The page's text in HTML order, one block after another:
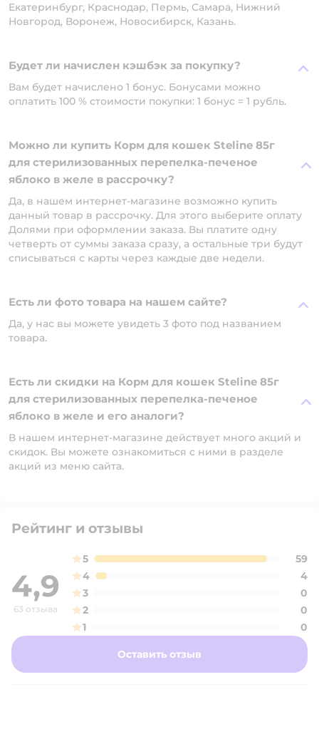
Екатеринбург, Краснодар, Пермь, Самара, Нижний
Новгород, Воронеж, Новосибирск, Казань.
Будет ли начислен кэшбэк за покупку?
Вам будет начислено 1 бонус. Бонусами можно
оплатить 100 % стоимости покупки: 1 бонус = 1 рубль.
Можно ли купить Корм для кошек Steline 85г
для стерилизованных перепелка-печеное
яблоко в желе в рассрочку?
Да, в нашем интернет-магазине возможно купить
данный товар в рассрочку. Для этого выберите оплату
Долями при оформлении заказа. Вы платите одну
четверть от суммы заказа сразу, а остальные три будут
списываться с карты через каждые две недели.
Есть ли фото товара на нашем сайте?
Да, у нас вы можете увидеть 3 фото под названием
товара.
Есть ли скидки на Корм для кошек Steline 85г
для стерилизованных перепелка-печеное
яблоко в желе и его аналоги?
В нашем интернет-магазине действует много акций и
скидок. Вы можете ознакомиться с ними в разделе
акций из меню сайта.
Рейтинг и отзывы
4,9
63 отзыва
5
59
4
4
3
0
2
0
1
0
Оставить отзыв